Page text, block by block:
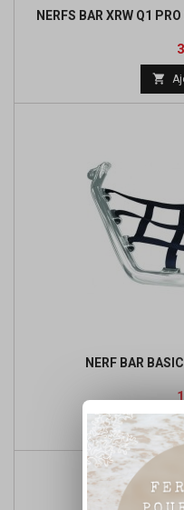
NERFS BAR XRW Q1

NERF BAR
